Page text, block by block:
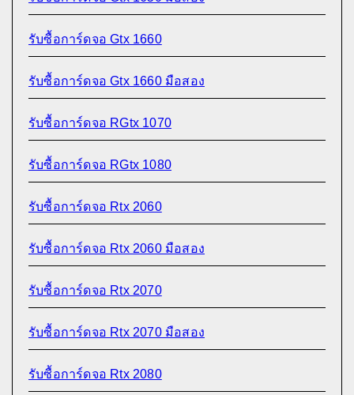
รับซื้อการ์ดจอ Gtx 1660
รับซื้อการ์ดจอ Gtx 1660 มือสอง
รับซื้อการ์ดจอ RGtx 1070
รับซื้อการ์ดจอ RGtx 1080
รับซื้อการ์ดจอ Rtx 2060
รับซื้อการ์ดจอ Rtx 2060 มือสอง
รับซื้อการ์ดจอ Rtx 2070
รับซื้อการ์ดจอ Rtx 2070 มือสอง
รับซื้อการ์ดจอ Rtx 2080